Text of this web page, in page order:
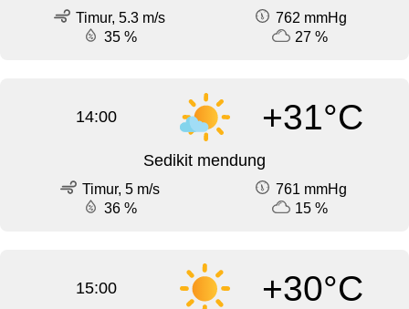
Timur, 5.3 m/s
762 mmHg
35 %
27 %
14:00 +31°C
Sedikit mendung
Timur, 5 m/s
761 mmHg
36 %
15 %
15:00 +30°C